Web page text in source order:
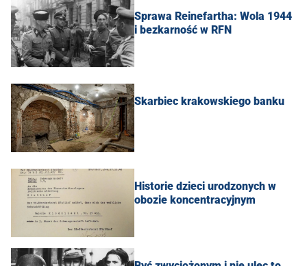
Sprawa Reinefartha: Wola 1944
i bezkarność w RFN
Skarbiec krakowskiego banku
Historie dzieci urodzonych w
obozie koncentracyjnym